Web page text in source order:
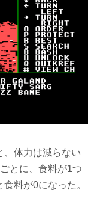
、体力は減らない
とに、食料が1つ
料が0になった。